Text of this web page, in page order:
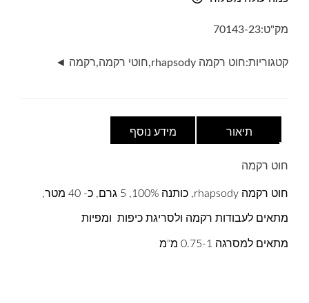
5
מק"ט:70143-23
קטגוריות:חוט רקמה rhapsody ,חוטי רקמה,רקמה ◄
תיאור מידע נוסף
חוט רקמה
חוט רקמה rhapsody, כותנה 100%, 5 גרם, כ- 40 מטר,
מתאים לעבודות רקמה ולסריגת כיפות ומפיות
מתאים למסרגה 0.75-1 מ"מ